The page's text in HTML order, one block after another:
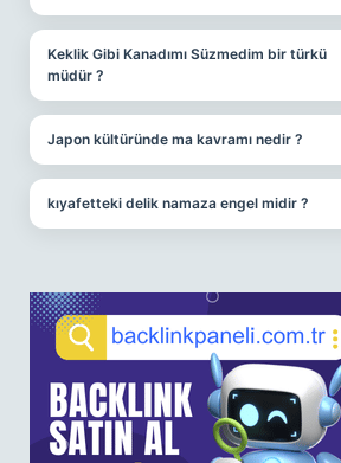
Keklik Gibi Kanadımı Süzmedim bir türkü
müdür ?
Japon kültüründe ma kavramı nedir ?
kıyafetteki delik namaza engel midir ?